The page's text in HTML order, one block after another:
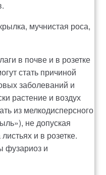
мучнистая роса,
в почве и в розетке
стать причиной
заболеваний и
растение и воздух
из мелкодисперсного
не допуская
и в розетке.
фузариоз и